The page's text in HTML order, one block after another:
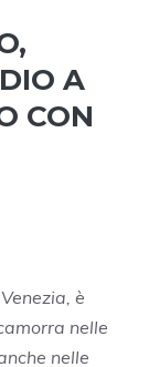
A
CON
è
nelle
nelle